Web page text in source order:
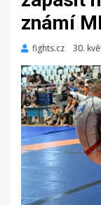
známí
fights.cz 30.